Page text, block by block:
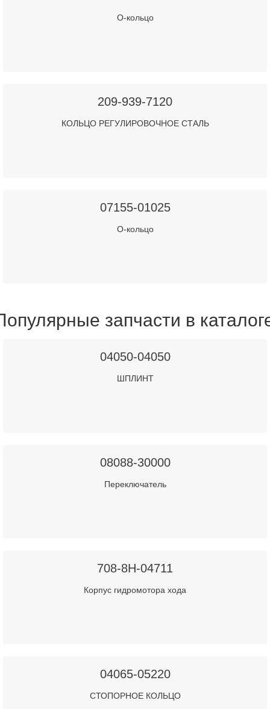
О-кольцо
209-939-7120
КОЛЬЦО РЕГУЛИРОВОЧНОЕ СТАЛЬ
07155-01025
О-кольцо
запчасти в
04050-04050
ШПЛИНТ
08088-30000
Переключатель
708-8H-04711
Корпус гидромотора хода
04065-05220
СТОПОРНОЕ КОЛЬЦО